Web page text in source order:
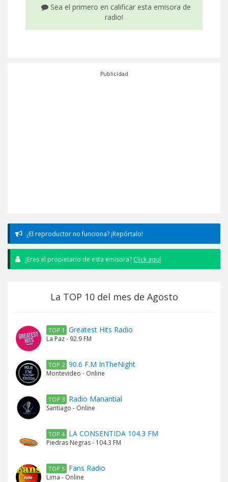
Sea el primero en calificar esta emisora de
radio!
Publicidad
¿El reproductor no funciona? ¡Repórtalo!
¿Eres el propietario de esta emisora? Click aquí
La TOP 10 del mes de Agosto
TOP 1 Greatest Hits Radio
La Paz - 92.9 FM
TOP 2 90.6 F.M InTheNight
Montevideo - Online
TOP 3 Radio Manantial
Santiago - Online
TOP 4 LA CONSENTIDA 104.3 FM
Piedras Negras - 104.3 FM
TOP 5 Fans Radio
Lima - Online